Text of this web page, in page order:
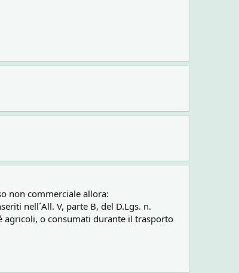
non commerciale allora:
nell´All. V, parte B, del D.Lgs. n.
agricoli, o consumati durante il trasporto